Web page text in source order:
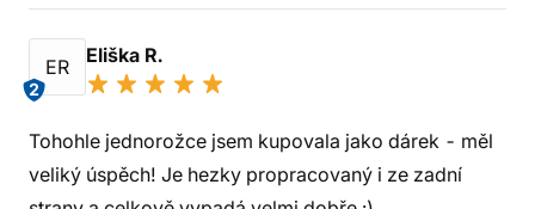
ER
2
Eliška R.
Tohohle jednorožce jsem kupovala jako dárek - měl
veliký úspěch! Je hezky propracovaný i ze zadní